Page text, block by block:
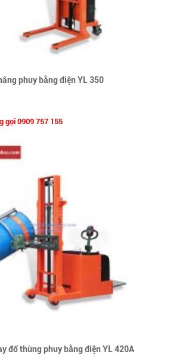
phuy bằng điện YL 350
gọi 0909 757 155
đổ thùng phuy bằng điện YL 420A